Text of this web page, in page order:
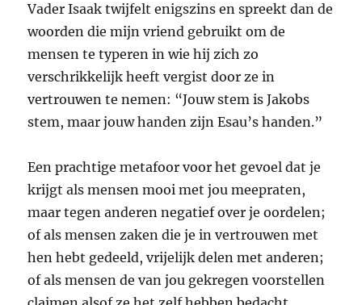
Vader Isaak twijfelt enigszins en spreekt dan de
woorden die mijn vriend gebruikt om de
mensen te typeren in wie hij zich zo
verschrikkelijk heeft vergist door ze in
vertrouwen te nemen: “Jouw stem is Jakobs
stem, maar jouw handen zijn Esau’s handen.”
Een prachtige metafoor voor het gevoel dat je
krijgt als mensen mooi met jou meepraten,
maar tegen anderen negatief over je oordelen;
of als mensen zaken die je in vertrouwen met
hen hebt gedeeld, vrijelijk delen met anderen;
of als mensen de van jou gekregen voorstellen